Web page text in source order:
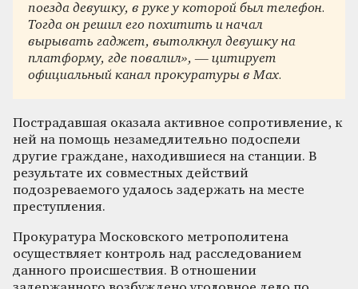
поезда девушку, в руке у которой был телефон.
Тогда он решил его похитить и начал
вырывать гаджет, вытолкнул девушку на
платформу, где повалил», — цитирует
официальный канал прокуратуры в Max.
Пострадавшая оказала активное сопротивление, к
ней на помощь незамедлительно подоспели
другие граждане, находившиеся на станции. В
результате их совместных действий
подозреваемого удалось задержать на месте
преступления.
Прокуратура Московского метрополитена
осуществляет контроль над расследованием
данного происшествия. В отношении